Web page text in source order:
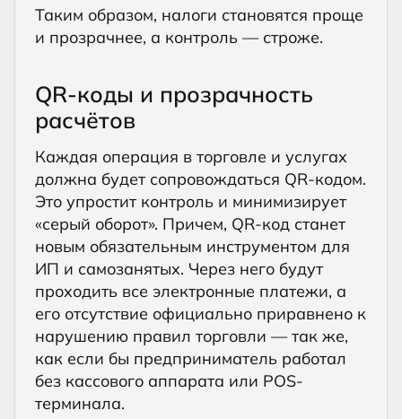
Таким образом, налоги становятся проще
и прозрачнее, а контроль — строже.
QR-коды и прозрачность
расчётов
Каждая операция в торговле и услугах
должна будет сопровождаться QR-кодом.
Это упростит контроль и минимизирует
«серый оборот». Причем, QR-код станет
новым обязательным инструментом для
ИП и самозанятых. Через него будут
проходить все электронные платежи, а
его отсутствие официально приравнено к
нарушению правил торговли — так же,
как если бы предприниматель работал
без кассового аппарата или POS-
терминала.